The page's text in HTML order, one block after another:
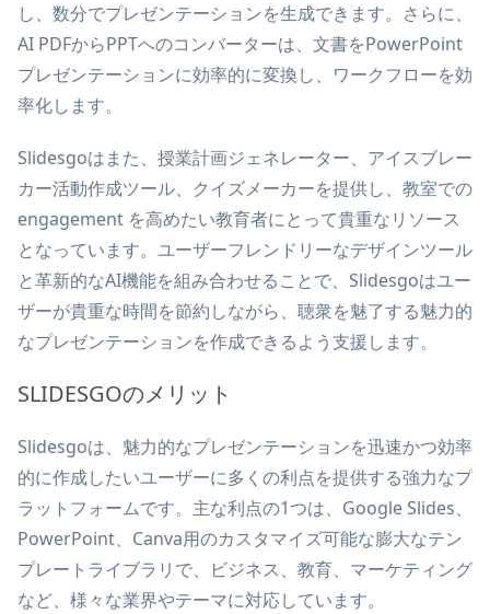
し、数分でプレゼンテーションを生成できます。さらに、
AI PDFからPPTへのコンバーターは、文書をPowerPoint
プレゼンテーションに効率的に変換し、ワークフローを効
率化します。
Slidesgoはまた、授業計画ジェネレーター、アイスブレー
カー活動作成ツール、クイズメーカーを提供し、教室での
engagement を高めたい教育者にとって貴重なリソース
となっています。ユーザーフレンドリーなデザインツール
と革新的なAI機能を組み合わせることで、Slidesgoはユー
ザーが貴重な時間を節約しながら、聴衆を魅了する魅力的
なプレゼンテーションを作成できるよう支援します。
SLIDESGOのメリット
Slidesgoは、魅力的なプレゼンテーションを迅速かつ効率
的に作成したいユーザーに多くの利点を提供する強力なプ
ラットフォームです。主な利点の1つは、Google Slides、
PowerPoint、Canva用のカスタマイズ可能な膨大なテン
プレートライブラリで、ビジネス、教育、マーケティング
など、様々な業界やテーマに対応しています。